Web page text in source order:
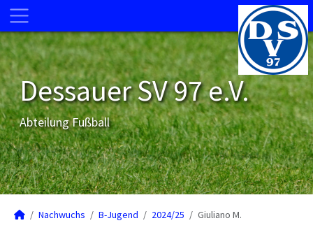
Dessauer SV 97 e.V.
Abteilung Fußball
Nachwuchs B-Jugend 2024/25 Giuliano M.